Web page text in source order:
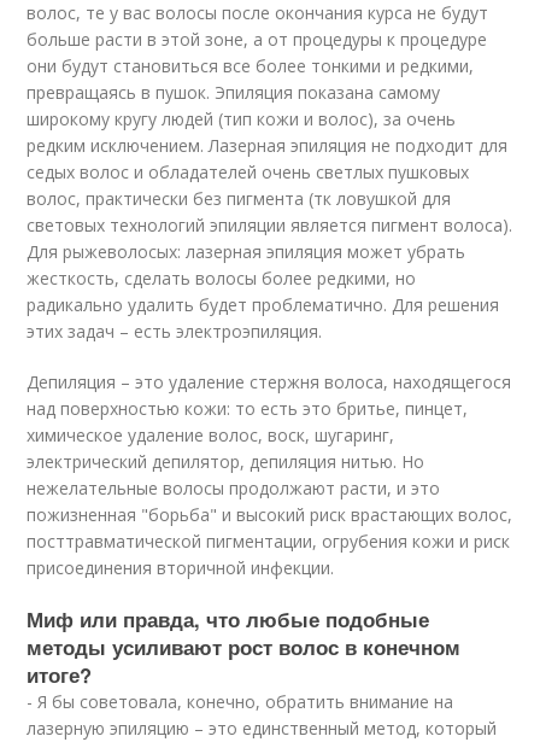
волос, те у вас волосы после окончания курса не будут
больше расти в этой зоне, а от процедуры к процедуре
они будут становиться все более тонкими и редкими,
превращаясь в пушок. Эпиляция показана самому
широкому кругу людей (тип кожи и волос), за очень
редким исключением. Лазерная эпиляция не подходит для
седых волос и обладателей очень светлых пушковых
волос, практически без пигмента (тк ловушкой для
световых технологий эпиляции является пигмент волоса).
Для рыжеволосых: лазерная эпиляция может убрать
жесткость, сделать волосы более редкими, но
радикально удалить будет проблематично. Для решения
этих задач – есть электроэпиляция.
Депиляция – это удаление стержня волоса, находящегося
над поверхностью кожи: то есть это бритье, пинцет,
химическое удаление волос, воск, шугаринг,
электрический депилятор, депиляция нитью. Но
нежелательные волосы продолжают расти, и это
пожизненная "борьба" и высокий риск врастающих волос,
посттравматической пигментации, огрубения кожи и риск
присоединения вторичной инфекции.
Миф или правда, что любые подобные
методы усиливают рост волос в конечном
итоге?
- Я бы советовала, конечно, обратить внимание на
лазерную эпиляцию – это единственный метод, который